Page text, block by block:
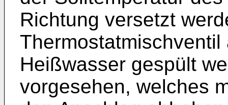
Richtung versetzt
Heißwasser gespült
vorgesehen, welches